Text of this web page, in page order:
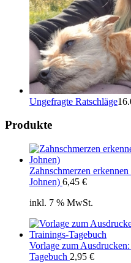
Ungefragte Ratschläge
Produkte
Zahnschmerzen
Johnen) 6,45 €
inkl. 7 % MwSt.
Vorlage zum
Tagebuch 2,95 €